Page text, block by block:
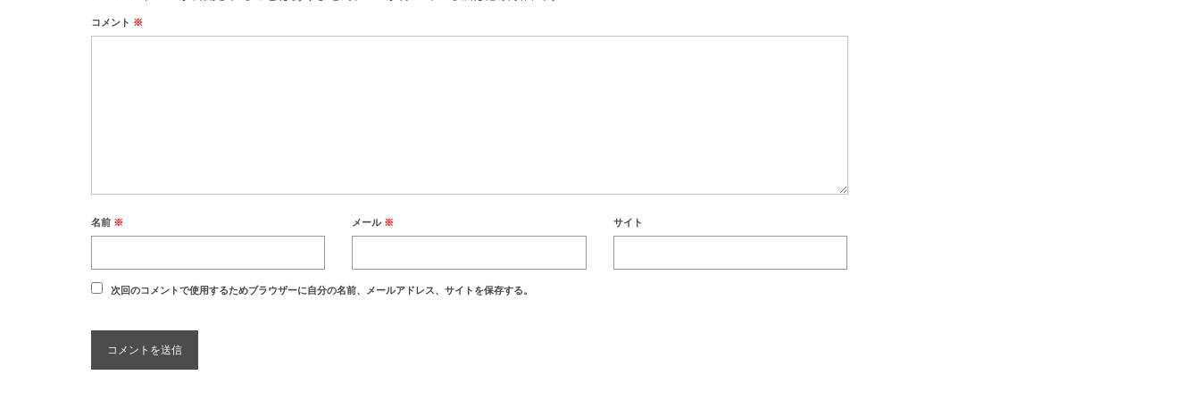
コメント ※
名前 ※ メール ※ サイト
次回のコメントで使用するためブラウザーに自分の名前、メールアドレス、サイトを保存する。